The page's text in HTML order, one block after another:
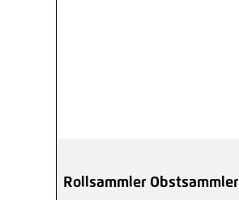
Rollsammler Obstsammler